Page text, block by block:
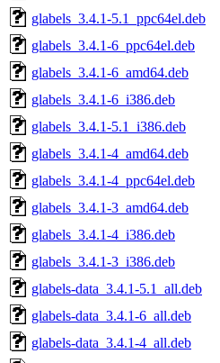
glabels_3.4.1-5.1_ppc64el.deb
glabels_3.4.1-6_ppc64el.deb
glabels_3.4.1-6_amd64.deb
glabels_3.4.1-6_i386.deb
glabels_3.4.1-5.1_i386.deb
glabels_3.4.1-4_amd64.deb
glabels_3.4.1-4_ppc64el.deb
glabels_3.4.1-3_amd64.deb
glabels_3.4.1-4_i386.deb
glabels_3.4.1-3_i386.deb
glabels-data_3.4.1-5.1_all.deb
glabels-data_3.4.1-6_all.deb
glabels-data_3.4.1-4_all.deb